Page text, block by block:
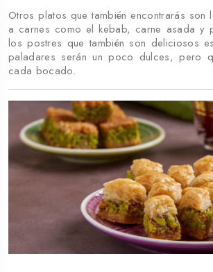
Otros platos que también encontrarás son
a carnes como el kebab, carne asada y
los postres que también son deliciosos
paladares serán un poco dulces, pero
cada bocado.